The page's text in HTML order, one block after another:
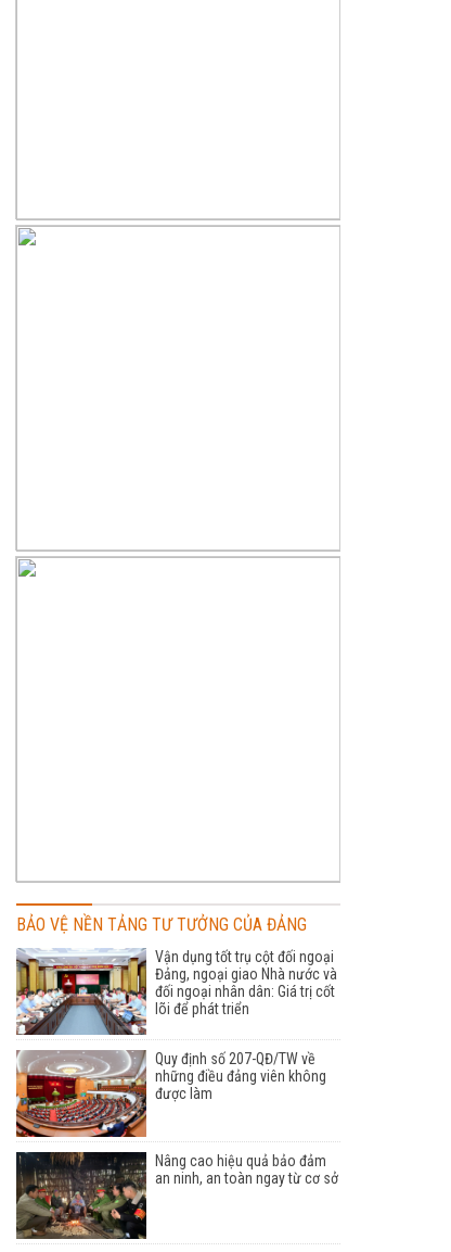
BẢO VỆ NỀN TẢNG TƯ TƯỞNG CỦA ĐẢNG
Vận dụng tốt trụ cột đối ngoại
Đảng, ngoại giao Nhà nước và
đối ngoại nhân dân: Giá trị cốt
lõi để phát triển
Quy định số 207-QĐ/TW về
những điều đảng viên không
được làm
Nâng cao hiệu quả bảo đảm
an ninh, an toàn ngay từ cơ sở